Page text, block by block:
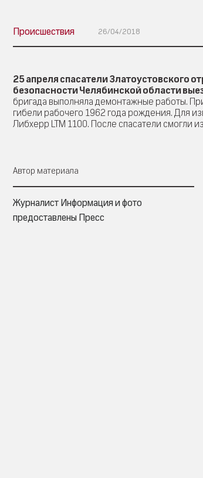
Происшествия 26/04/2018
25 апреля спасатели Златоустовского
безопасности Челябинской области
бригада выполняла демонтажные работы.
гибели рабочего 1962 года рождения. Для
Либхерр LTM 1100. После спасатели смогли
Автор материала
Журналист Информация и фото
предоставлены Пресс